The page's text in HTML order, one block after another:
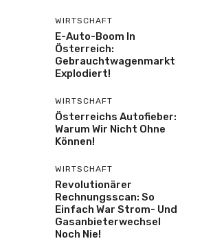
WIRTSCHAFT
E-Auto-Boom In
Österreich:
Gebrauchtwagenmarkt
Explodiert!
WIRTSCHAFT
Österreichs Autofieber:
Warum Wir Nicht Ohne
Können!
WIRTSCHAFT
Revolutionärer
Rechnungsscan: So
Einfach War Strom- Und
Gasanbieterwechsel
Noch Nie!